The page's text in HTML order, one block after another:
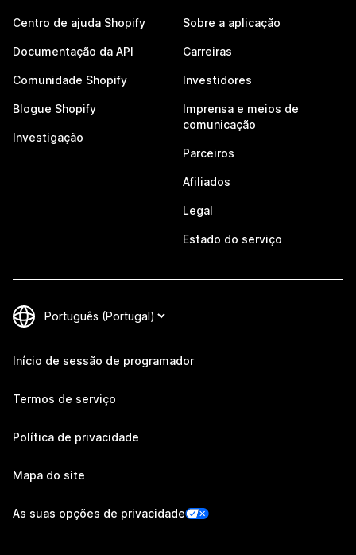
Centro de ajuda Shopify
Documentação da API
Comunidade Shopify
Blogue Shopify
Investigação
Sobre a aplicação
Carreiras
Investidores
Imprensa e meios de
comunicação
Parceiros
Afiliados
Legal
Estado do serviço
Início de sessão de programador
Termos de serviço
Política de privacidade
Mapa do site
As suas opções de privacidade